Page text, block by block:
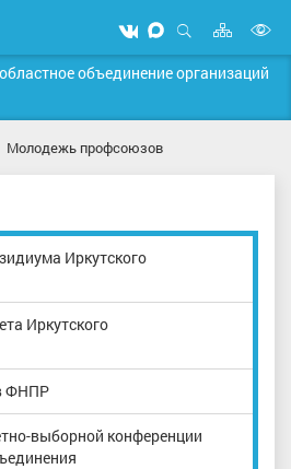
Мы
вконтакте
Мы
в
MAX
Открыть
поиск
Карта
сайта
объединение организаций
Молодежь профсоюзов
Иркутского
Иркутского
ФНПР
выборной конференции